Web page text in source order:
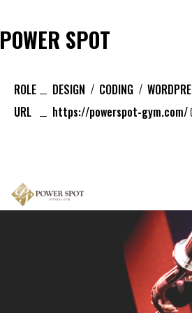
POWER SPOT
ROLE DESIGN CODING
URL
https://powerspot-gym.com/